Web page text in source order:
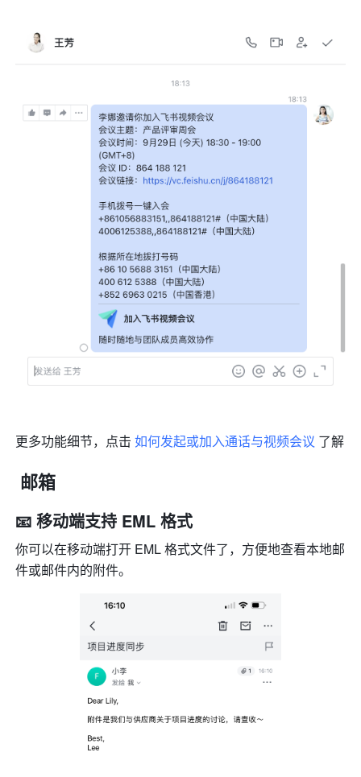
更多功能细节，点击 如何发起或加入通话与视频会议 了解
邮箱
📧 移动端支持 EML 格式
你可以在移动端打开 EML 格式文件了，方便地查看本地邮
件或邮件内的附件。